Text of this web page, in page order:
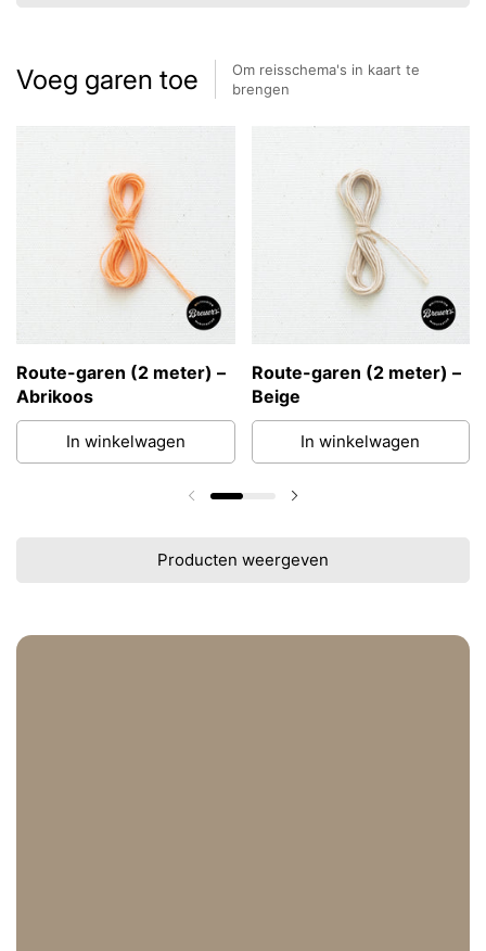
Voeg garen toe
Om reisschema's in kaart te
brengen
Route-garen (2 meter) –
Abrikoos
In winkelwagen
Route-garen (2 meter) –
Beige
In winkelwagen
Vorige dia
Producten weergeven